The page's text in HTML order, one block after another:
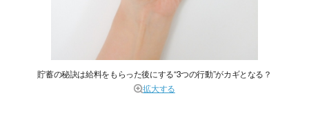
貯蓄の秘訣は給料をもらった後にする“3つの行動”がカギとなる？
拡大する